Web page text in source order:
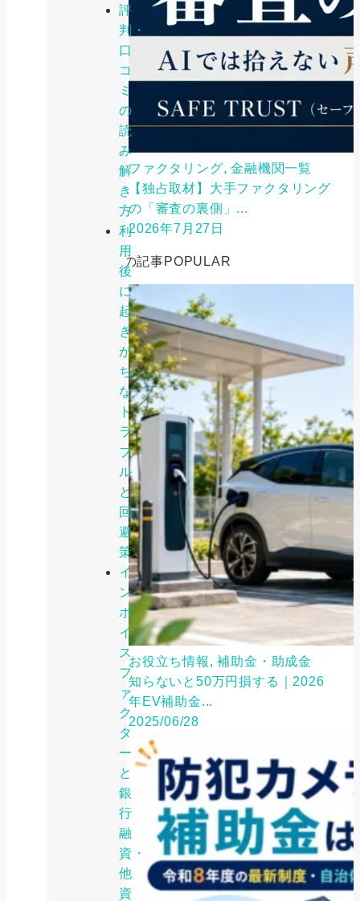
評
判・
口
コ
ミ
の
読
み
解
き
方
利
用
後
に
起
き
が
ち
な
ト
ラ
ブ
ル
と
回
避
策
イ
ン
ボ
イ
ス
フ
ァ
ク
タ
ー
と
銀
行
融
資・
他
資
ファクタリング, 金融機関一覧
【独占取材】大手ファクタリング
の「審査の裏側」...
2026年7月27日
人気の記事POPULAR
お役立ち情報, 補助金・助成金
知らないと50万円損する｜2026
年EV補助金...
2025/06/28